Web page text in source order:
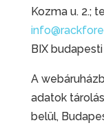
Kozma u. 2.;
BIX
A
adatok
belül,